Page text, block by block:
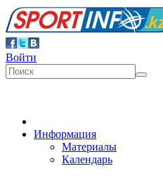
Войти
Информация
Материалы
Календарь